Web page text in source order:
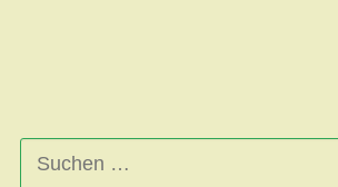
Suchen
nach: